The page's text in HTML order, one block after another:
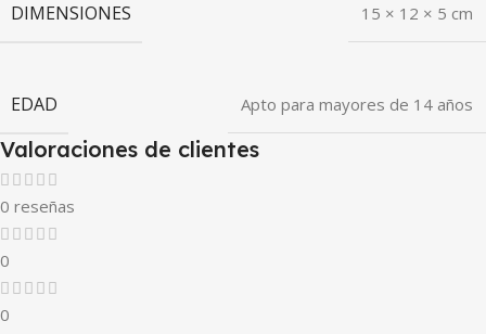
DIMENSIONES 15 × 12 × 5 cm
EDAD Apto para mayores de 14 años
Valoraciones de clientes
0 reseñas
0
0